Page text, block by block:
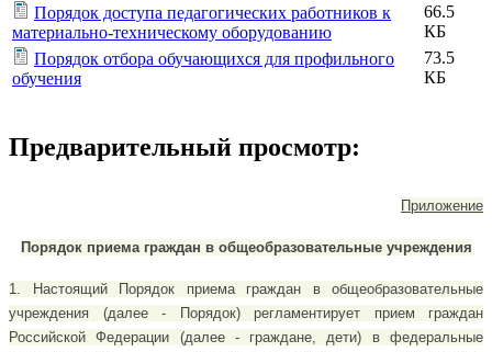
Порядок доступа педагогических работников к
материально-техническому оборудованию
66.5
КБ
Порядок отбора обучающихся для профильного
обучения
73.5
КБ
Предварительный просмотр:
Приложение
Порядок приема граждан в общеобразовательные учреждения
1. Настоящий Порядок приема граждан в общеобразовательные
учреждения (далее - Порядок) регламентирует прием граждан
Российской Федерации (далее - граждане, дети) в федеральные